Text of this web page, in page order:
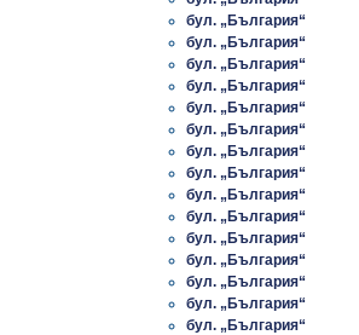
бул. „България“
бул. „България“
бул. „България“
бул. „България“
бул. „България“
бул. „България“
бул. „България“
бул. „България“
бул. „България“
бул. „България“
бул. „България“
бул. „България“
бул. „България“
бул. „България“
бул. „България“